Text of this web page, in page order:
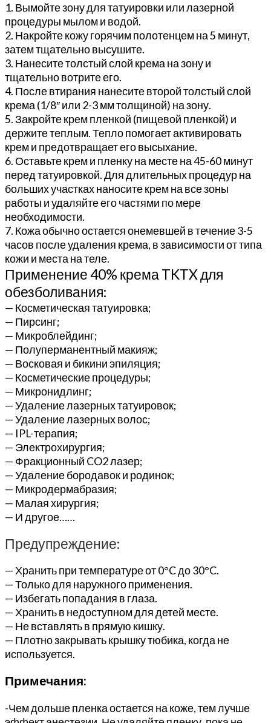
1. Вымойте зону для татуировки или лазерной
процедуры мылом и водой.
2. Накройте кожу горячим полотенцем на 5 минут,
затем тщательно высушите.
3. Нанесите толстый слой крема на зону и
тщательно вотрите его.
4. После втирания нанесите второй толстый слой
крема (1/8″ или 2-3 мм толщиной) на зону.
5. Закройте крем пленкой (пищевой пленкой) и
держите теплым. Тепло помогает активировать
крем и предотвращает его высыхание.
6. Оставьте крем и пленку на месте на 45-60 минут
перед татуировкой. Для длительных процедур на
больших участках наносите крем на все зоны
работы и удаляйте его частями по мере
необходимости.
7. Кожа обычно остается онемевшей в течение 3-5
часов после удаления крема, в зависимости от типа
кожи и места на теле.
Применение 40% крема TKTX для
обезболивания:
— Косметическая татуировка;
— Пирсинг;
— Микроблейдинг;
— Полуперманентный макияж;
— Восковая и бикини эпиляция;
— Косметические процедуры;
— Микронидлинг;
— Удаление лазерных татуировок;
— Удаление лазерных волос;
— IPL-терапия;
— Электрохирургия;
— Фракционный CO2 лазер;
— Удаление бородавок и родинок;
— Микродермабразия;
— Малая хирургия;
— И другое……
Предупреждение:
— Хранить при температуре от 0°C до 30°C.
— Только для наружного применения.
— Избегать попадания в глаза.
— Хранить в недоступном для детей месте.
— Не вставлять в прямую кишку.
— Плотно закрывать крышку тюбика, когда не
используется.
Примечания:
-Чем дольше пленка остается на коже, тем лучше